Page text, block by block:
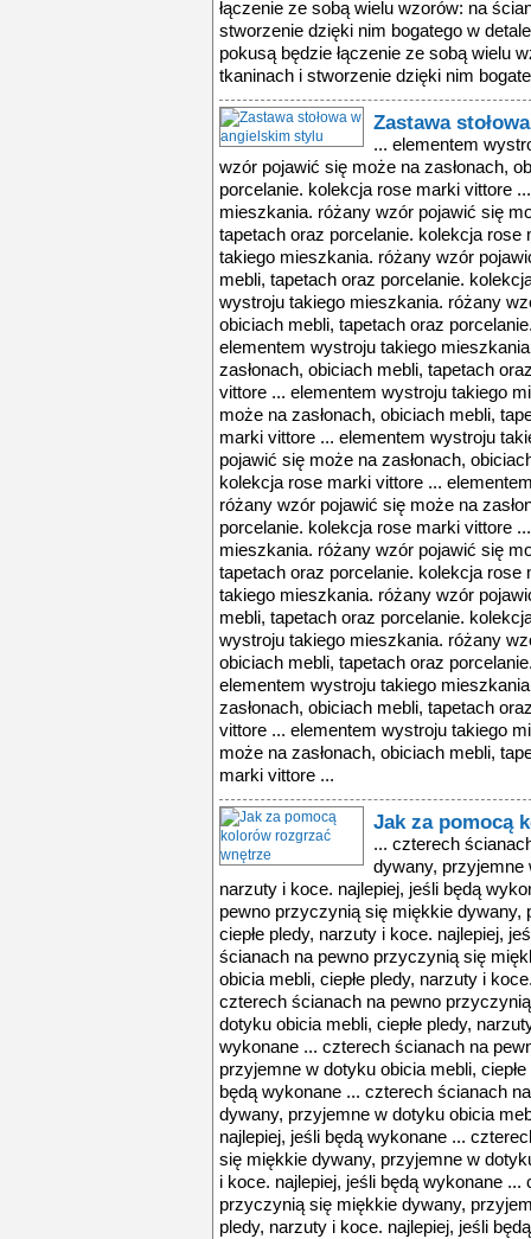
łączenie ze sobą wielu wzorów: na
stworzenie dzięki nim bogatego w
pokusą będzie łączenie ze sobą wielu
tkaninach i stworzenie dzięki nim
Zastawa
... elementem
wzór pojawić się może na zasłonach,
porcelanie. kolekcja rose marki vittore
mieszkania. różany wzór pojawić się
tapetach oraz porcelanie. kolekcja
takiego mieszkania. różany wzór
mebli, tapetach oraz porcelanie.
wystroju takiego mieszkania. różany
obiciach mebli, tapetach oraz
elementem wystroju takiego
zasłonach, obiciach mebli, tapetach
vittore ... elementem wystroju takiego
może na zasłonach, obiciach mebli,
marki vittore ... elementem wystroju
pojawić się może na zasłonach,
kolekcja rose marki vittore ...
różany wzór pojawić się może na
porcelanie. kolekcja rose marki vittore
mieszkania. różany wzór pojawić się
tapetach oraz porcelanie. kolekcja
takiego mieszkania. różany wzór
mebli, tapetach oraz porcelanie.
wystroju takiego mieszkania. różany
obiciach mebli, tapetach oraz
elementem wystroju takiego
zasłonach, obiciach mebli, tapetach
vittore ... elementem wystroju takiego
może na zasłonach, obiciach mebli,
marki vittore ...
Jak za pomocą
... czterech
dywany, przyjemne
narzuty i koce. najlepiej, jeśli będą
pewno przyczynią się miękkie dywany,
ciepłe pledy, narzuty i koce. najlepiej,
ścianach na pewno przyczynią się
obicia mebli, ciepłe pledy, narzuty i
czterech ścianach na pewno
dotyku obicia mebli, ciepłe pledy,
wykonane ... czterech ścianach na
przyjemne w dotyku obicia mebli,
będą wykonane ... czterech ścianach
dywany, przyjemne w dotyku obicia
najlepiej, jeśli będą wykonane ...
się miękkie dywany, przyjemne w
i koce. najlepiej, jeśli będą wykonane
przyczynią się miękkie dywany,
pledy, narzuty i koce. najlepiej, jeśli